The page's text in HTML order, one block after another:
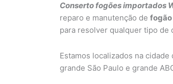
Conserto fogões importados
reparo e manutenção de
para resolver qualquer tipo de
Estamos localizados na
grande São Paulo e grande